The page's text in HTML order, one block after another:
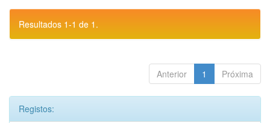
Resultados 1-1 de 1.
Anterior 1 Próxima
Registos: